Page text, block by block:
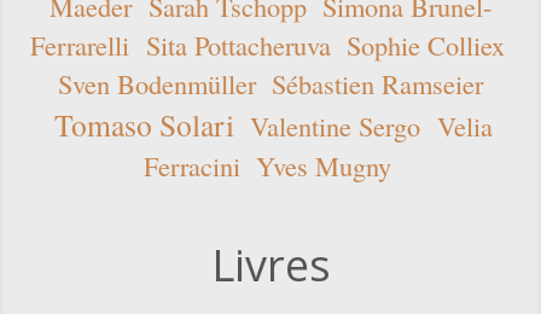
Ferrarelli Sita Pottacheruva Sophie Colliex
Sven Bodenmüller Sébastien Ramseier
Tomaso Solari Valentine Sergo Velia
Ferracini Yves Mugny
Livres